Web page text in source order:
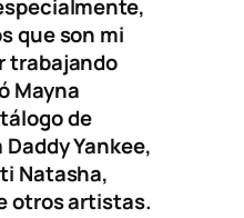
que son mi
trabajando
Mayna
de
Yankee,
Natasha,
otros artistas.